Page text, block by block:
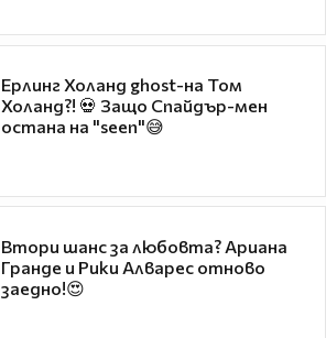
Ерлинг Холанд ghost-на Том
Холанд?! 💀 Защо Спайдър-мен
остана на "seen"😅
Втори шанс за любовта? Ариана
Гранде и Рики Алварес отново
заедно!😍